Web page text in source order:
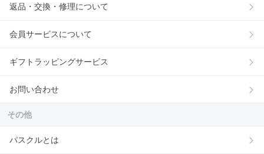
返品・交換・修理について
会員サービスについて
ギフトラッピングサービス
お問い合わせ
その他
パスクルとは